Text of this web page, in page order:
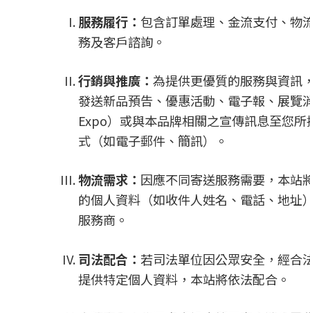
服務履行： 包含訂單處理、金流支付、物
務及客戶諮詢。
行銷與推廣： 為提供更優質的服務與資訊
發送新品預告、優惠活動、電子報、展覽
Expo）或與本品牌相關之宣傳訊息至您
式（如電子郵件、簡訊）。
物流需求： 因應不同寄送服務需要，本站
的個人資料（如收件人姓名、電話、地址
服務商。
司法配合： 若司法單位因公眾安全，經合
提供特定個人資料，本站將依法配合。